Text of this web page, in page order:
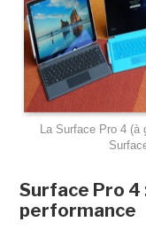
La Surface Pro 4 (à
Surface Pro
performance